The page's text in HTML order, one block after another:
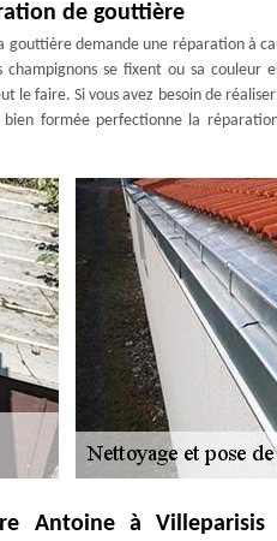
de gouttière
gouttière demande une réparation à
se fixent ou sa couleur
le faire. Si vous avez besoin de
formée perfectionne la
Antoine à